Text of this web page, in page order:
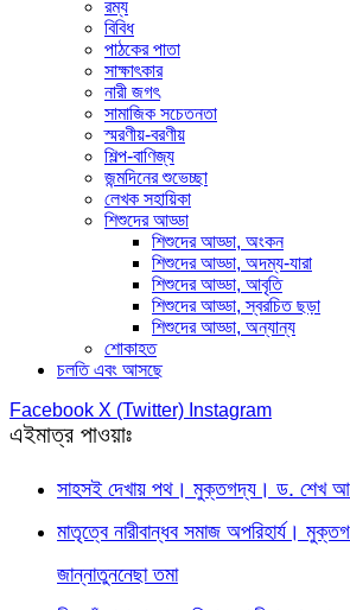
রম্য
বিবিধ
পাঠকের পাতা
সাক্ষাৎকার
নারী জগৎ
সামাজিক সচেতনতা
স্মরণীয়-বরণীয়
শিল্প-বাণিজ্য
জন্মদিনের শুভেচ্ছা
লেখক সহায়িকা
শিশুদের আড্ডা
শিশুদের আড্ডা, অংকন
শিশুদের আড্ডা, অদম্য-যারা
শিশুদের আড্ডা, আবৃতি
শিশুদের আড্ডা, স্বরচিত ছড়া
শিশুদের আড্ডা, অন্যান্য
শোকাহত
চলতি এবং আসছে
Facebook X (Twitter) Instagram
এইমাত্র পাওয়াঃ
সাহসই দেখায় পথ। মুক্তগদ্য। ড. শেখ
মাতৃত্বে নারীবান্ধব সমাজ অপরিহার্য।
জান্নাতুননেছা তমা